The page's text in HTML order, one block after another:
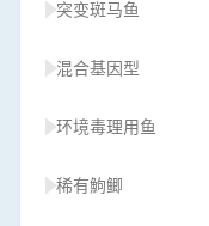
突变斑马鱼
混合基因型
环境毒理用鱼
稀有鮈鲫